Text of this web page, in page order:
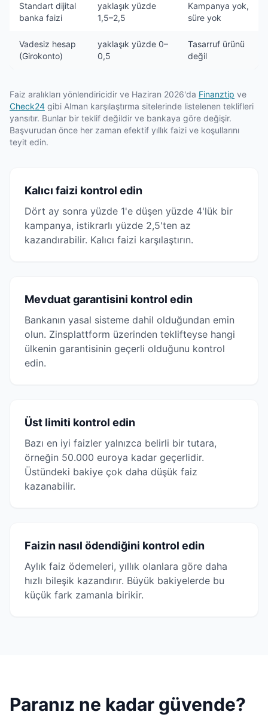
Standart dijital
banka faizi
yaklaşık yüzde
1,5–2,5
Kampanya yok,
süre yok
Vadesiz hesap
(Girokonto)
yaklaşık yüzde 0–
0,5
Tasarruf ürünü
değil
Faiz aralıkları yönlendiricidir ve Haziran 2026'da Finanztip ve
Check24 gibi Alman karşılaştırma sitelerinde listelenen teklifleri
yansıtır. Bunlar bir teklif değildir ve bankaya göre değişir.
Başvurudan önce her zaman efektif yıllık faizi ve koşullarını
teyit edin.
Kalıcı faizi kontrol edin
Dört ay sonra yüzde 1'e düşen yüzde 4'lük bir
kampanya, istikrarlı yüzde 2,5'ten az
kazandırabilir. Kalıcı faizi karşılaştırın.
Mevduat garantisini kontrol edin
Bankanın yasal sisteme dahil olduğundan emin
olun. Zinsplattform üzerinden teklifteyse hangi
ülkenin garantisinin geçerli olduğunu kontrol
edin.
Üst limiti kontrol edin
Bazı en iyi faizler yalnızca belirli bir tutara,
örneğin 50.000 euroya kadar geçerlidir.
Üstündeki bakiye çok daha düşük faiz
kazanabilir.
Faizin nasıl ödendiğini kontrol edin
Aylık faiz ödemeleri, yıllık olanlara göre daha
hızlı bileşik kazandırır. Büyük bakiyelerde bu
küçük fark zamanla birikir.
Paranız ne kadar güvende?